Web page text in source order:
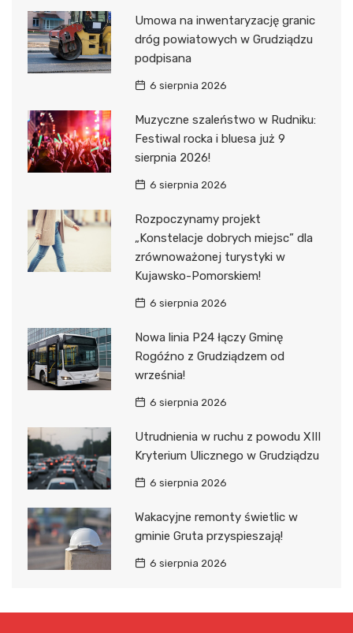
Umowa na inwentaryzację granic
dróg powiatowych w Grudziądzu
podpisana
6 sierpnia 2026
Muzyczne szaleństwo w Rudniku:
Festiwal rocka i bluesa już 9
sierpnia 2026!
6 sierpnia 2026
Rozpoczynamy projekt
„Konstelacje dobrych miejsc” dla
zrównoważonej turystyki w
Kujawsko-Pomorskiem!
6 sierpnia 2026
Nowa linia P24 łączy Gminę
Rogóźno z Grudziądzem od
września!
6 sierpnia 2026
Utrudnienia w ruchu z powodu XIII
Kryterium Ulicznego w Grudziądzu
6 sierpnia 2026
Wakacyjne remonty świetlic w
gminie Gruta przyspieszają!
6 sierpnia 2026